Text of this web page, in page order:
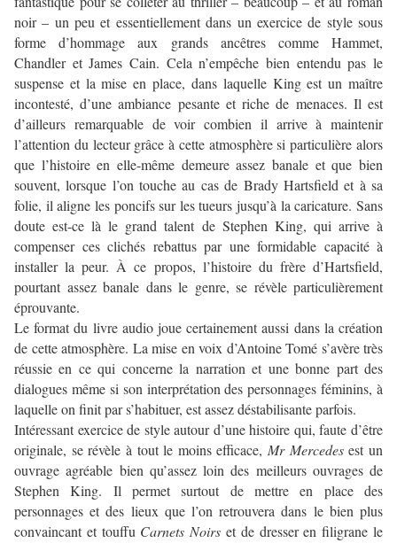
noir – un peu et essentiellement dans un exercice de style sous
forme d’hommage aux grands ancêtres comme Hammet,
Chandler et James Cain. Cela n’empêche bien entendu pas le
suspense et la mise en place, dans laquelle King est un maître
incontesté, d’une ambiance pesante et riche de menaces. Il est
d’ailleurs remarquable de voir combien il arrive à maintenir
l’attention du lecteur grâce à cette atmosphère si particulière alors
que l’histoire en elle-même demeure assez banale et que bien
souvent, lorsque l’on touche au cas de Brady Hartsfield et à sa
folie, il aligne les poncifs sur les tueurs jusqu’à la caricature. Sans
doute est-ce là le grand talent de Stephen King, qui arrive à
compenser ces clichés rebattus par une formidable capacité à
installer la peur. À ce propos, l’histoire du frère d’Hartsfield,
pourtant assez banale dans le genre, se révèle particulièrement
éprouvante.
Le format du livre audio joue certainement aussi dans la création
de cette atmosphère. La mise en voix d’Antoine Tomé s’avère très
réussie en ce qui concerne la narration et une bonne part des
dialogues même si son interprétation des personnages féminins, à
laquelle on finit par s’habituer, est assez déstabilisante parfois.
Intéressant exercice de style autour d’une histoire qui, faute d’être
originale, se révèle à tout le moins efficace, Mr Mercedesest un
ouvrage agréable bien qu’assez loin des meilleurs ouvrages de
Stephen King. Il permet surtout de mettre en place des
personnages et des lieux que l’on retrouvera dans le bien plus
convaincant et touffu Carnets Noirs et de dresser en filigrane le